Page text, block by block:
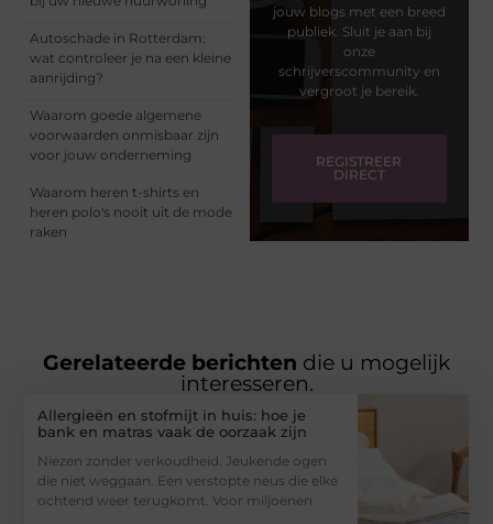
Autoschade in Rotterdam:
wat controleer je na een kleine
aanrijding?
Waarom goede algemene
voorwaarden onmisbaar zijn
voor jouw onderneming
Waarom heren t-shirts en
heren polo's nooit uit de mode
raken
jouw blogs met een breed
publiek. Sluit je aan bij
onze
schrijverscommunity en
vergroot je bereik.
REGISTREER
DIRECT
Gerelateerde berichten die u mogelijk
interesseren.
Allergieën en stofmijt in huis: hoe je
bank en matras vaak de oorzaak zijn
Niezen zonder verkoudheid. Jeukende ogen
die niet weggaan. Een verstopte neus die elke
ochtend weer terugkomt. Voor miljoenen